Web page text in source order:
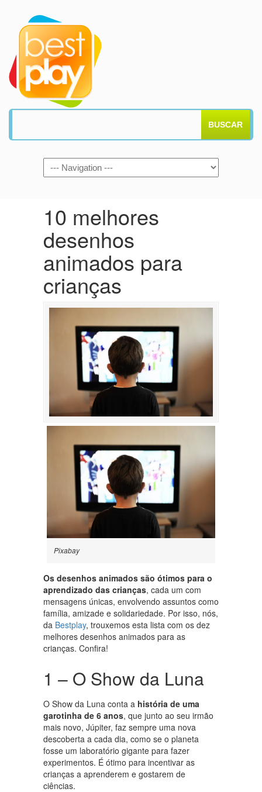
BUSCAR
10 melhores
desenhos
animados para
crianças
Pixabay
Os desenhos animados são ótimos para o
aprendizado das crianças, cada um com
mensagens únicas, envolvendo assuntos como
família, amizade e solidariedade. Por isso, nós,
da Bestplay, trouxemos esta lista com os dez
melhores desenhos animados para as
crianças. Confira!
1 – O Show da Luna
O Show da Luna conta a história de uma
garotinha de 6 anos, que junto ao seu irmão
mais novo, Júpiter, faz sempre uma nova
descoberta a cada dia, como se o planeta
fosse um laboratório gigante para fazer
experimentos. É ótimo para incentivar as
crianças a aprenderem e gostarem de
ciências.